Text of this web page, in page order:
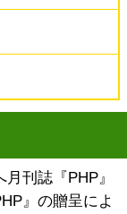
刊誌『PHP』
』の贈呈によ